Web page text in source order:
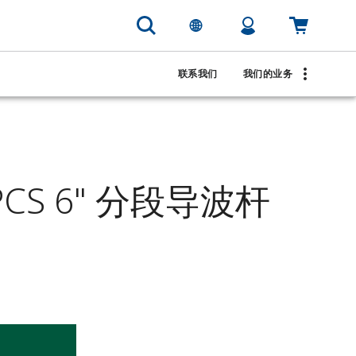
联系我们 我们的业务
6" 分段导波杆